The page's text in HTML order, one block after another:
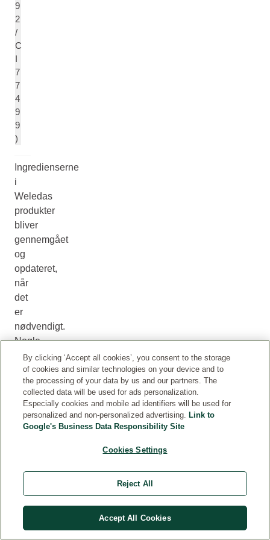
9
2
/
C
I
7
7
4
9
9
)
Ingredienserne
i
Weledas
produkter
bliver
gennemgået
og
opdateret,
når
det
er
nødvendigt.
Nogle
gange
kan
oplysningerne
på
nettet
være
end
på
By clicking ‘Accept all cookies’, you consent to the storage
of cookies and similar technologies on your device and to
the processing of your data by us and our partners. The
collected data will be used for ads personalization.
Especially cookies and mobile ad identifiers will be used for
personalized and non-personalized advertising. Link to
Google's Business Data Responsibility Site
Cookies Settings
Reject All
Accept All Cookies